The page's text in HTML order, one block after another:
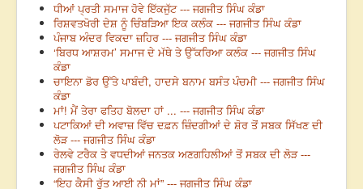
ਧੀਆਂ ਪ੍ਰਤੀ ਸਮਾਜ ਹੋਵੇ ਇੱਕਜੁੱਟ --- ਜਗਜੀਤ ਸਿੰਘ ਕੰਡਾ
ਰਿਸ਼ਵਤਖੋਰੀ ਦੇਸ਼ ਨੂੰ ਚਿੰਬੜਿਆ ਇਕ ਕਲੰਕ --- ਜਗਜੀਤ ਸਿੰਘ ਕੰਡਾ
ਪੰਜਾਬ ਅੰਦਰ ਵਿਕਦਾ ਜ਼ਹਿਰ --- ਜਗਜੀਤ ਸਿੰਘ ਕੰਡਾ
‘ਬਿਰਧ ਆਸ਼ਰਮ’ ਸਮਾਜ ਦੇ ਮੱਥੇ ਤੇ ਉੱਕਰਿਆ ਕਲੰਕ --- ਜਗਜੀਤ ਸਿੰਘ
ਕੰਡਾ
ਚਾਇਨਾ ਡੋਰ ਉੱਤੇ ਪਾਬੰਦੀ, ਹਾਦਸੇ ਬਨਾਮ ਬਸੰਤ ਪੰਚਮੀ --- ਜਗਜੀਤ ਸਿੰਘ
ਕੰਡਾ
ਮਾਂ! ਮੈਂ ਤੇਰਾ ਫਤਿਹ ਬੋਲਦਾ ਹਾਂ ... --- ਜਗਜੀਤ ਸਿੰਘ ਕੰਡਾ
ਪਟਾਕਿਆਂ ਦੀ ਅਵਾਜ਼ ਵਿੱਚ ਦਫ਼ਨ ਜ਼ਿੰਦਗੀਆਂ ਦੇ ਸ਼ੋਰ ਤੋਂ ਸਬਕ ਸਿੱਖਣ ਦੀ
ਲੋੜ --- ਜਗਜੀਤ ਸਿੰਘ ਕੰਡਾ
ਰੇਲਵੇ ਟਰੈਕ ਤੇ ਵਧਦੀਆਂ ਜਨਤਕ ਅਣਗਹਿਲੀਆਂ ਤੋਂ ਸਬਕ ਦੀ ਲੋੜ ---
ਜਗਜੀਤ ਸਿੰਘ ਕੰਡਾ
“ਇਹ ਕੈਸੀ ਰੁੱਤ ਆਈ ਨੀ ਮਾਂ” --- ਜਗਜੀਤ ਸਿੰਘ ਕੰਡਾ